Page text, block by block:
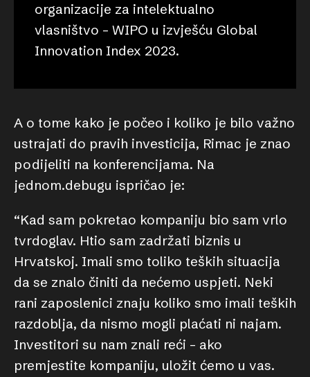
organizacije za intelektualno
vlasništvo – WIPO u izvješću Global
Innovation Index 2023.
A o tome kako je počeo i koliko je bilo važno
ustrajati do pravih investicija, Rimac je znao
podijeliti na konferencijama. Na
jednom.debugu ispričao je:
“Kad sam pokretao kompaniju bio sam vrlo
tvrdoglav. Htio sam zadržati biznis u
Hrvatskoj. Imali smo toliko teških situacija
da se znalo činiti da nećemo uspjeti. Neki
rani zaposlenici znaju koliko smo imali teških
razdoblja, da nismo mogli plaćati ni najam.
Investitori su nam znali reći – ako
premjestite kompaniju, uložit ćemo u vas.